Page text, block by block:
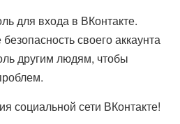
для входа в ВКонтакте.
своего аккаунта
другим людям, чтобы
социальной сети ВКонтакте!